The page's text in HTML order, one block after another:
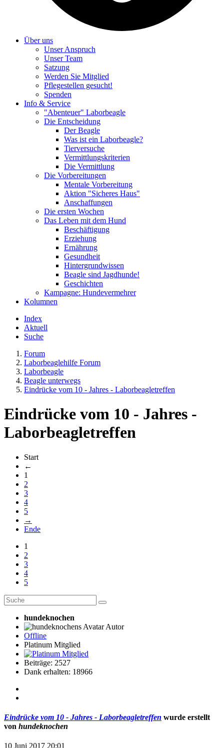
Über uns
Unser Anspruch
Unser Team
Satzung
Werden Sie Mitglied
Pflegestellen gesucht!
Spenden
Info & Service
"Abenteuer" Laborbeagle
Die Entscheidung
Der Beagle
Was ist ein Laborbeagle?
Tierversuche
Vermittlungskriterien
Die Vermittlung
Die Vorbereitungen
Mentale Vorbereitung
Aktion "Sicheres Haus"
Anschaffungen
Die ersten Wochen
Das Leben mit dem Hund
Beschäftigung
Erziehung
Ernährung
Gesundheit
Hintergrundwissen
Beagle sind Jagdhunde!
Geschichten
Kampagne: Hundevermehrer
Kolumnen
Index
Aktuell
Suche
Forum
Laborbeaglehilfe Forum
Laborbeagle
Beagle unterwegs
Eindrücke vom 10 - Jahres - Laborbeagletreffen
Eindrücke vom 10 - Jahres -
Laborbeagletreffen
Start
←
1
2
3
4
5
→
Ende
1
2
3
4
5
hundeknochen
Autor
Offline
Platinum Mitglied
Beiträge: 2527
Dank erhalten: 18966
Eindrücke vom 10 - Jahres - Laborbeagletreffen wurde erstellt
von hundeknochen
10 Juni 2017 20:01